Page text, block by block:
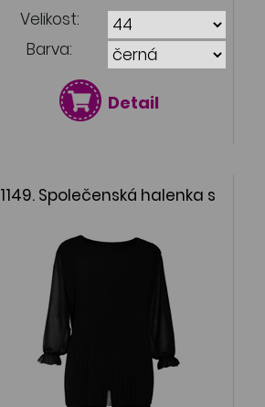
Velikost:
Barva:
Detail
1149. Společenská halenka s